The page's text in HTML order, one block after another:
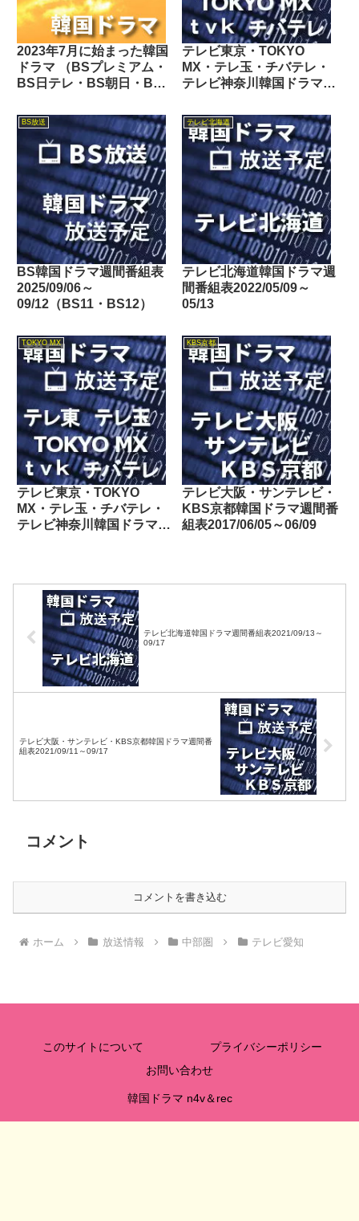
2023年7月に始まった韓国
ドラマ （BSプレミアム・
BS日テレ・BS朝日・BS-
ジ・BS11・BS12・テレビ
東京・TOKYO MX・テレ
玉・チバテレ・テレビ神奈
川・テレビ大阪・サンテレ
ビ・KBS京都・テレビ愛
知・テレビ北海道）
テレビ東京・TOKYO
MX・テレ玉・チバテレ・
テレビ神奈川韓国ドラマ週
03/08
BS放送
BS韓国ドラマ週間番組表
2025/09/06～
09/12（BS11・BS12）
テレビ北海道
テレビ北海道韓国ドラマ週
間番組表2022/05/09～
05/13
TOKYO MX
テレビ東京・TOKYO
MX・テレ玉・チバテレ・
テレビ神奈川韓国ドラマ週
KBS京都
テレビ大阪・サンテレビ・
KBS京都韓国ドラマ週間番
組表2017/06/05～06/09
テレビ北海道韓国ドラマ週間番組表2021/09/13～
09/17
テレビ大阪・サンテレビ・KBS京都韓国ドラマ週間番
組表2021/09/11～09/17
コメント
コメントを書き込む
ホーム 放送情報 中部圏 テレビ愛知
このサイトについて
プライバシーポリシー
お問い合わせ
韓国ドラマ n4v＆rec